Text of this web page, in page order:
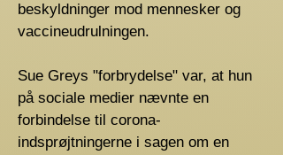
beskyldninger mod mennesker og
vaccineudrulningen.
Sue Greys "forbrydelse" var, at hun
på sociale medier nævnte en
forbindelse til corona-
indsprøjtningerne i sagen om en